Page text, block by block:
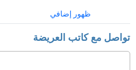
ظهور إضافي
تواصل مع كاتب العريضة